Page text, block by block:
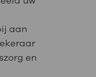
aan
en